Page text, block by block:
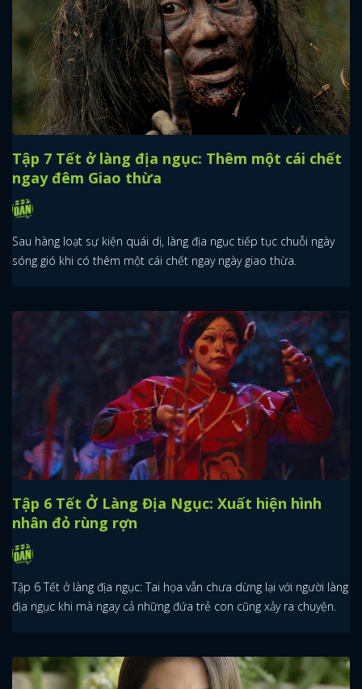
Tập 7 Tết ở làng địa ngục: Thêm một cái chết
ngay đêm Giao thừa
Sau hàng loạt sự kiện quái dị, làng địa ngục tiếp tục chuỗi ngày
sóng gió khi có thêm một cái chết ngay ngày giao thừa.
Tập 6 Tết Ở Làng Địa Ngục: Xuất hiện hình
nhân đỏ rùng rợn
Tập 6 Tết ở làng địa ngục: Tai họa vẫn chưa dừng lại với người làng
địa ngục khi mà ngay cả những đứa trẻ con cũng xảy ra chuyện.